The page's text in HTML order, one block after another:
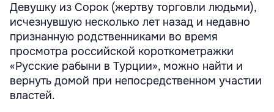
Девушку из Сорок (жертву торговли людьми),
исчезнувшую несколько лет назад и недавно
признанную родственниками во время
просмотра российской короткометражки
«Русские рабыни в Турции», можно найти и
вернуть домой при непосредственном участии
властей.